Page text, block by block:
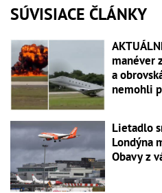
SÚVISIACE ČLÁNKY
manéver
a
nemohli
Lietadlo
Londýna
Obavy z